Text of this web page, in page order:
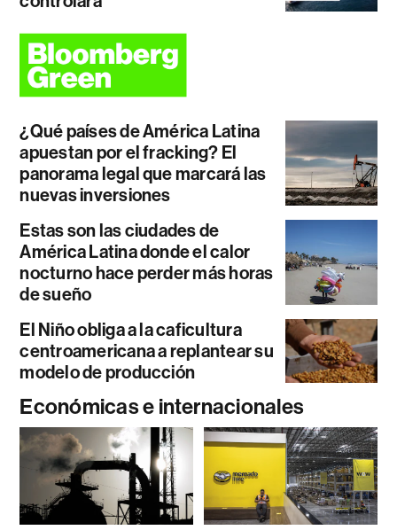
¿Qué países de América Latina
apuestan por el fracking? El
panorama legal que marcará las
nuevas inversiones
Estas son las ciudades de
América Latina donde el calor
nocturno hace perder más horas
de sueño
El Niño obliga a la caficultura
centroamericana a replantear su
modelo de producción
Económicas e internacionales